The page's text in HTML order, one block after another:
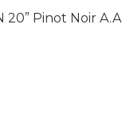
20” Pinot Noir